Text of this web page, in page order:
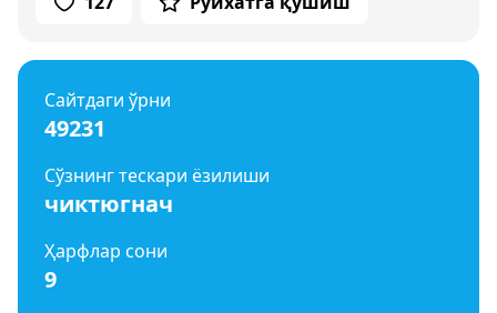
Сайтдаги ўрни
49231
Сўзнинг тескари ёзилиши
чиктюгнач
Ҳарфлар сони
9